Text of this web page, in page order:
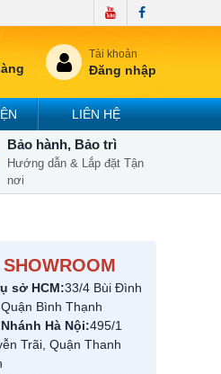
Tài khoản
Đăng nhập
LIÊN HỆ
Bảo hành, Bảo trì
Hướng dẫn & Lắp đặt Tận
nơi
SHOWROOM
sở HCM:33/4 Bùi Đình
Bình Thạnh
Hà Nội:495/1
Trãi, Quận Thanh